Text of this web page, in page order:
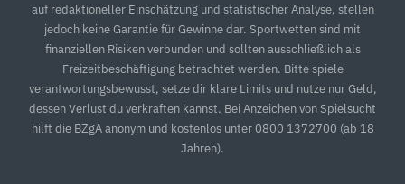
auf redaktioneller Einschätzung und statistischer Analyse, stellen
jedoch keine Garantie für Gewinne dar. Sportwetten sind mit
finanziellen Risiken verbunden und sollten ausschließlich als
Freizeitbeschäftigung betrachtet werden. Bitte spiele
verantwortungsbewusst, setze dir klare Limits und nutze nur Geld,
dessen Verlust du verkraften kannst. Bei Anzeichen von Spielsucht
hilft die BZgA anonym und kostenlos unter 0800 1372700 (ab 18
Jahren).